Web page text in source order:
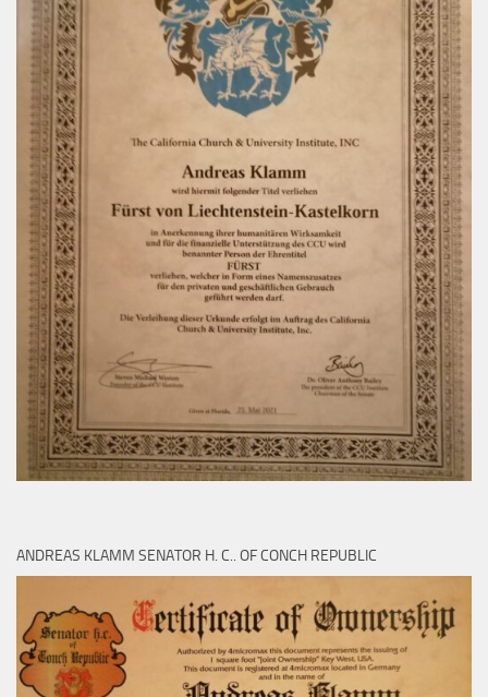
ANDREAS KLAMM SENATOR H. C.. OF CONCH REPUBLIC